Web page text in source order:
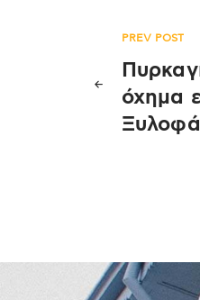
PREV POST
όχημα